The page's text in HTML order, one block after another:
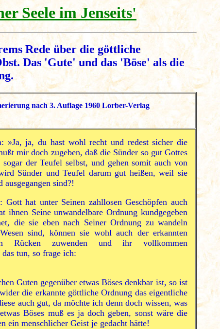
Seele im Jenseits'
Rede über die göttliche
Das 'Gute' und das 'Böse' als die
nach 3. Auflage 1960 Lorber-Verlag
»Ja, ja, du hast wohl recht und redest sicher die
mir doch zugeben, daß die Sünder so gut Gottes
der Teufel selbst, und gehen somit auch von
Sünder und Teufel darum gut heißen, weil sie
ausgegangen sind?!
hat unter Seinen zahllosen Geschöpfen auch
ihnen Seine unwandelbare Ordnung kundgegeben
die sie eben nach Seiner Ordnung zu wandeln
sind, können sie wohl auch der erkannten
Rücken zuwenden und ihr vollkommen
tun, so frage ich:
Guten gegenüber etwas Böses denkbar ist, so ist
die erkannte göttliche Ordnung das eigentliche
auch gut, da möchte ich denn doch wissen, was
Böses muß es ja doch geben, sonst wäre die
ein menschlicher Geist je gedacht hätte!